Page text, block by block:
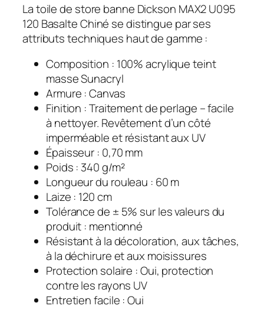
La toile de store banne Dickson MAX2 U095
120 Basalte Chiné se distingue par ses
attributs techniques haut de gamme :
Composition : 100% acrylique teint
masse Sunacryl
Armure : Canvas
Finition : Traitement de perlage – facile
à nettoyer. Revêtement d’un côté
imperméable et résistant aux UV
Épaisseur : 0,70 mm
Poids : 340 g/m²
Longueur du rouleau : 60 m
Laize : 120 cm
Tolérance de ± 5% sur les valeurs du
produit : mentionné
Résistant à la décoloration, aux tâches,
à la déchirure et aux moisissures
Protection solaire : Oui, protection
contre les rayons UV
Entretien facile : Oui